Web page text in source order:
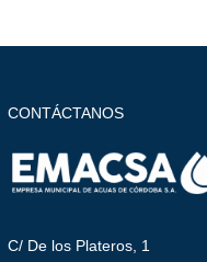
CONTÁCTANOS
C/ De los Plateros, 1